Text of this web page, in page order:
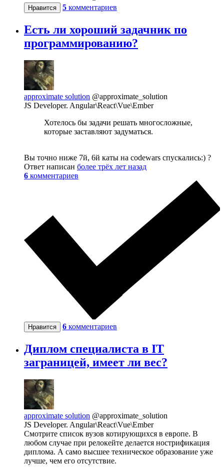
Нравится 5 комментариев
Есть ли хороший задачник по
программированию?
approximate solution @approximate_solution
JS Developer. Angular\React\Vue\Ember
Хотелось бы задачи решать многосложные,
которые заставляют задуматься.
Вы точно ниже 7й, 6й каты на codewars спускались:) ?
Ответ написан более трёх лет назад
6 комментариев
Нравится 6 комментариев
Диплом специалиста в IT
заграницей, имеет ли вес?
approximate solution @approximate_solution
JS Developer. Angular\React\Vue\Ember
Смотрите список вузов котирующихся в европе. В
любом случае при релокейте делается нострификация
диплома. А само высшее техническое образование уже
лучше, чем его отсутствие.